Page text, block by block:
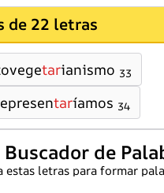
de 22 letras
tarianismo 33
taríamos 34
Buscador de
estas letras para formar